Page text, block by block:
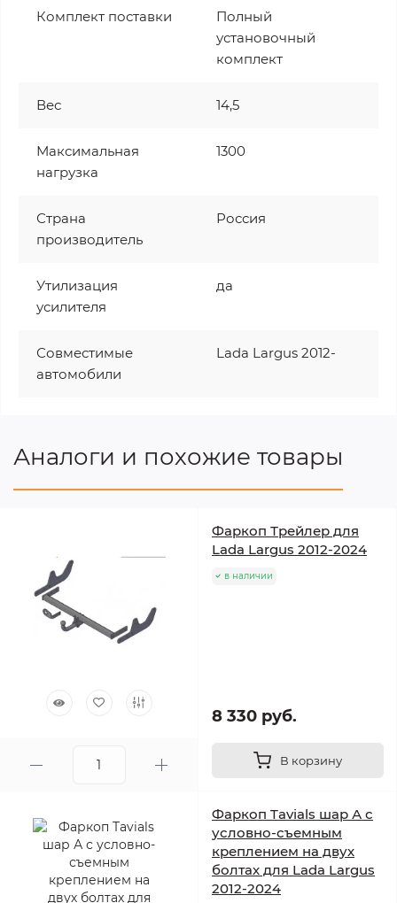
Комплект поставки
Полный
установочный
комплект
Вес 14,5
Максимальная
нагрузка
1300
Страна
производитель
Россия
Утилизация
усилителя
да
Совместимые
автомобили
Lada Largus 2012-
Аналоги и похожие товары
Фаркоп Трейлер для
Lada Largus 2012-2024
в наличии
8 330 руб.
В корзину
Фаркоп Tavials шар А с
условно-съемным
креплением на двух
болтах для Lada Largus
2012-2024